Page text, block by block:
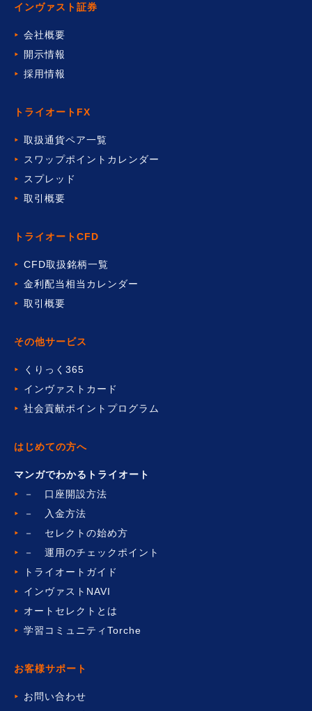
インヴァスト証券
会社概要
開示情報
採用情報
その他サービス
くりっく365
インヴァストカード
社会貢献ポイントプログラム
トライオートFX
取扱通貨ペア一覧
スワップポイントカレンダー
スプレッド
取引概要
はじめての方へ
マンガでわかるトライオート
－ 口座開設方法
－ 入金方法
－ セレクトの始め方
－ 運用のチェックポイント
トライオートガイド
インヴァストNAVI
オートセレクトとは
学習コミュニティTorche
トライオートCFD
CFD取扱銘柄一覧
金利配当相当カレンダー
取引概要
お客様サポート
お問い合わせ